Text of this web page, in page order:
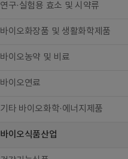
연구·실험용 효소 및 시약류
바이오화장품 및 생활화학제품
바이오농약 및 비료
바이오연료
기타 바이오화학·에너지제품
바이오식품산업